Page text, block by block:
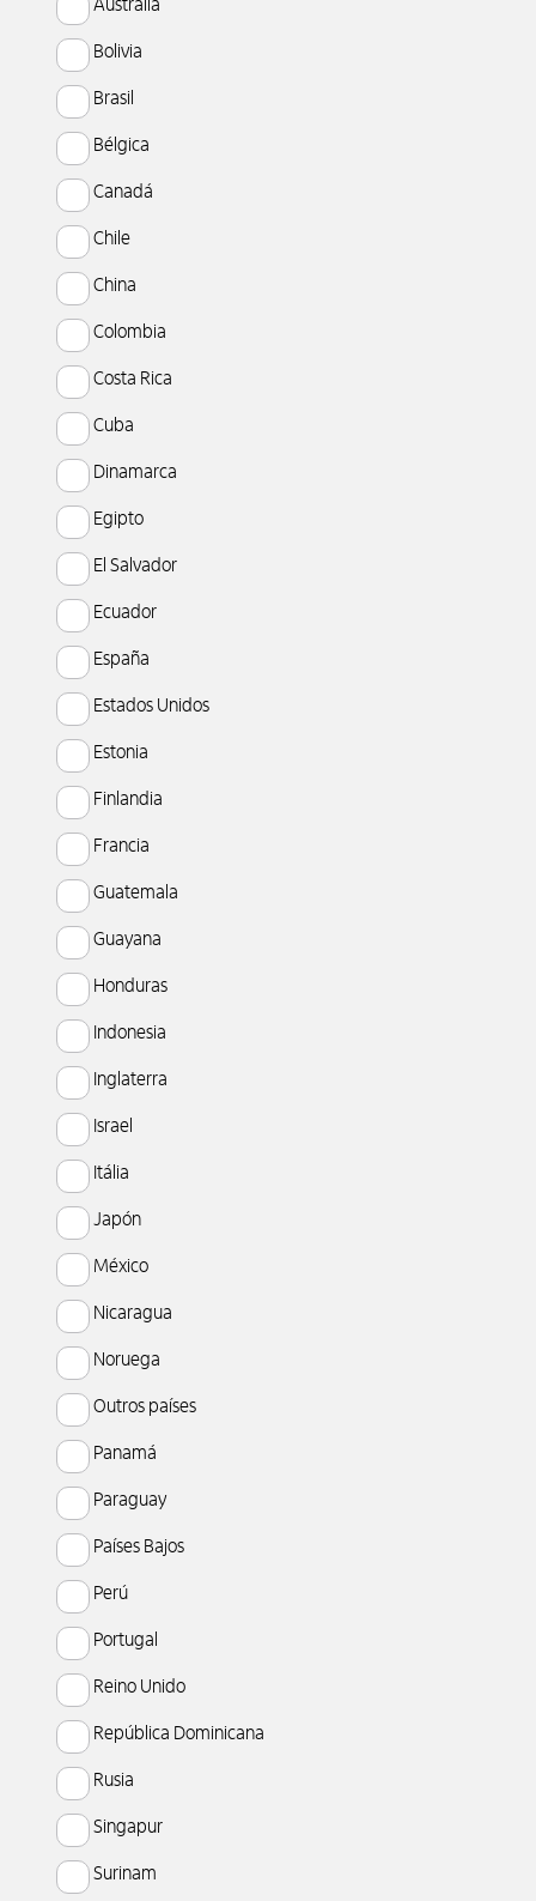
Australia
Bolivia
Brasil
Bélgica
Canadá
Chile
China
Colombia
Costa Rica
Cuba
Dinamarca
Egipto
El Salvador
Ecuador
España
Estados Unidos
Estonia
Finlandia
Francia
Guatemala
Guayana
Honduras
Indonesia
Inglaterra
Israel
Itália
Japón
México
Nicaragua
Noruega
Outros países
Panamá
Paraguay
Países Bajos
Perú
Portugal
Reino Unido
República Dominicana
Rusia
Singapur
Surinam